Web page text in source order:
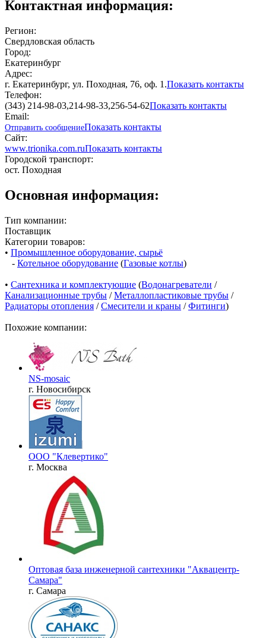
Контактная информация:
Регион:
Свердловская область
Город:
Екатеринбург
Адрес:
г. Екатеринбург, ул. Походная, 76, оф. 1.Показать контакты
Телефон:
(343) 214-98-03,214-98-33,256-54-62Показать контакты
Email:
Отправить сообщениеПоказать контакты
Сайт:
www.trionika.com.ruПоказать контакты
Городской транспорт:
ост. Походная
Основная информация:
Тип компании:
Поставщик
Категории товаров:
• Промышленное оборудование, сырьё
- Котельное оборудование (Газовые котлы)
• Сантехника и комплектующие (Водонагреватели /
Канализационные трубы /Металлопластиковые трубы /
Радиаторы отопления /Смесители и краны /Фитинги)
Похожие компании:
NS-mosaic
г. Новосибирск
ООО "Клевертико"
г. Москва
Оптовая база инженерной сантехники "Аквацентр-
Самара"
г. Самара